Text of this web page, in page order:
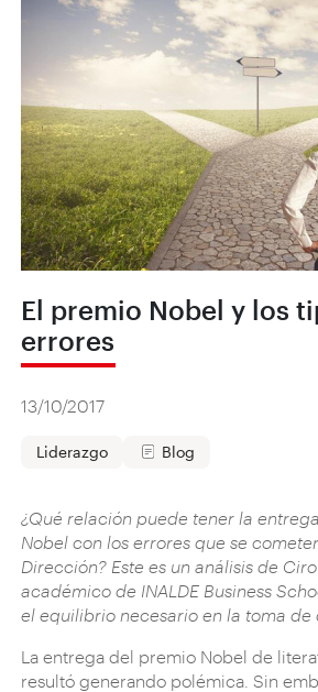
El premio Nobel y los
errores
13/10/2017
Liderazgo Blog
¿Qué relación puede tener la
Nobel con los errores que se
Dirección? Este es un análisis de
académico de INALDE Business
el equilibrio necesario en la toma de
La entrega del premio Nobel de
resultó generando polémica. Sin